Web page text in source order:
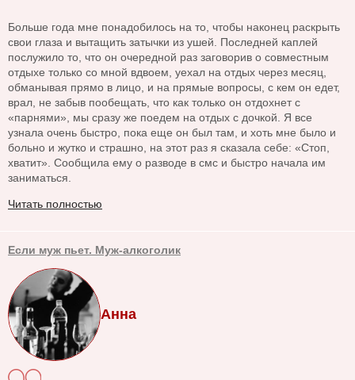
Больше года мне понадобилось на то, чтобы наконец раскрыть
свои глаза и вытащить затычки из ушей. Последней каплей
послужило то, что он очередной раз заговорив о совместным
отдыхе только со мной вдвоем, уехал на отдых через месяц,
обманывая прямо в лицо, и на прямые вопросы, с кем он едет,
врал, не забыв пообещать, что как только он отдохнет с
«парнями», мы сразу же поедем на отдых с дочкой. Я все
узнала очень быстро, пока еще он был там, и хоть мне было и
больно и жутко и страшно, на этот раз я сказала себе: «Стоп,
хватит». Сообщила ему о разводе в смс и быстро начала им
заниматься.
Читать полностью
Если муж пьет. Муж-алкоголик
Анна